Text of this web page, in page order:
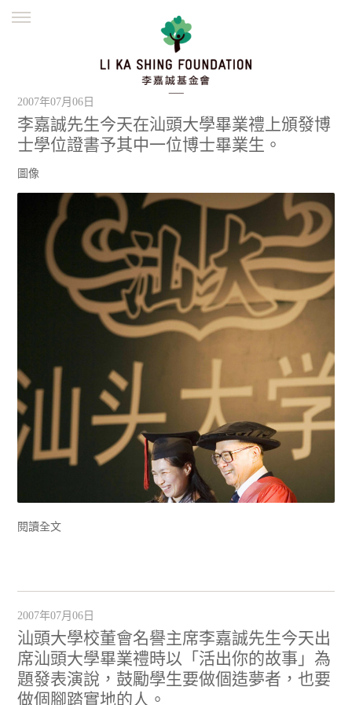
新聞資訊 欺詐警示
並肩同行
繁體
2007年07月06日
李嘉誠先生今天在汕頭大學畢業禮上頒發博
士學位證書予其中一位博士畢業生。
圖像
閱讀全文
2007年07月06日
汕頭大學校董會名譽主席李嘉誠先生今天出
席汕頭大學畢業禮時以「活出你的故事」為
題發表演說，鼓勵學生要做個造夢者，也要
做個腳踏實地的人。